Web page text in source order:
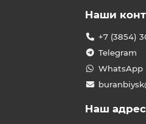
Наши
+7 (3854)
Telegram
WhatsApp
Наш адрес